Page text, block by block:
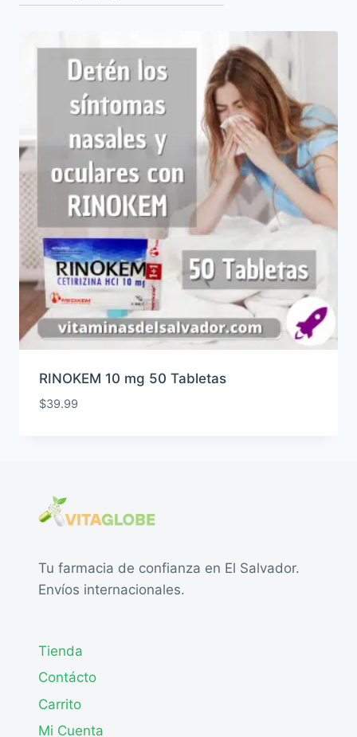
RINOKEM 10 mg 50 Tabletas
$39.99
Tu farmacia de confianza en El Salvador.
Envíos internacionales.
Tienda
Contácto
Carrito
Mi Cuenta